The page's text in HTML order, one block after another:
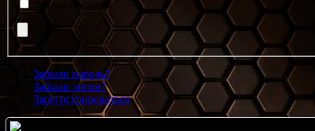
Запомнить меня
Забыли пароль?
Забыли логин?
Зарегистрироваться